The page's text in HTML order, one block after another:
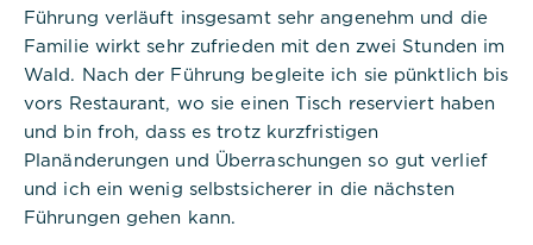
Führung verläuft insgesamt sehr angenehm und die
Familie wirkt sehr zufrieden mit den zwei Stunden im
Wald. Nach der Führung begleite ich sie pünktlich bis
vors Restaurant, wo sie einen Tisch reserviert haben
und bin froh, dass es trotz kurzfristigen
Planänderungen und Überraschungen so gut verlief
und ich ein wenig selbstsicherer in die nächsten
Führungen gehen kann.
Anbieter:
Commerzbank Umweltpraktikum
Cookies:
Cookie Name:
dpconsentmanagement
Dauer: